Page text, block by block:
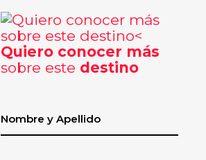
Quiero conocer más
sobre este destino